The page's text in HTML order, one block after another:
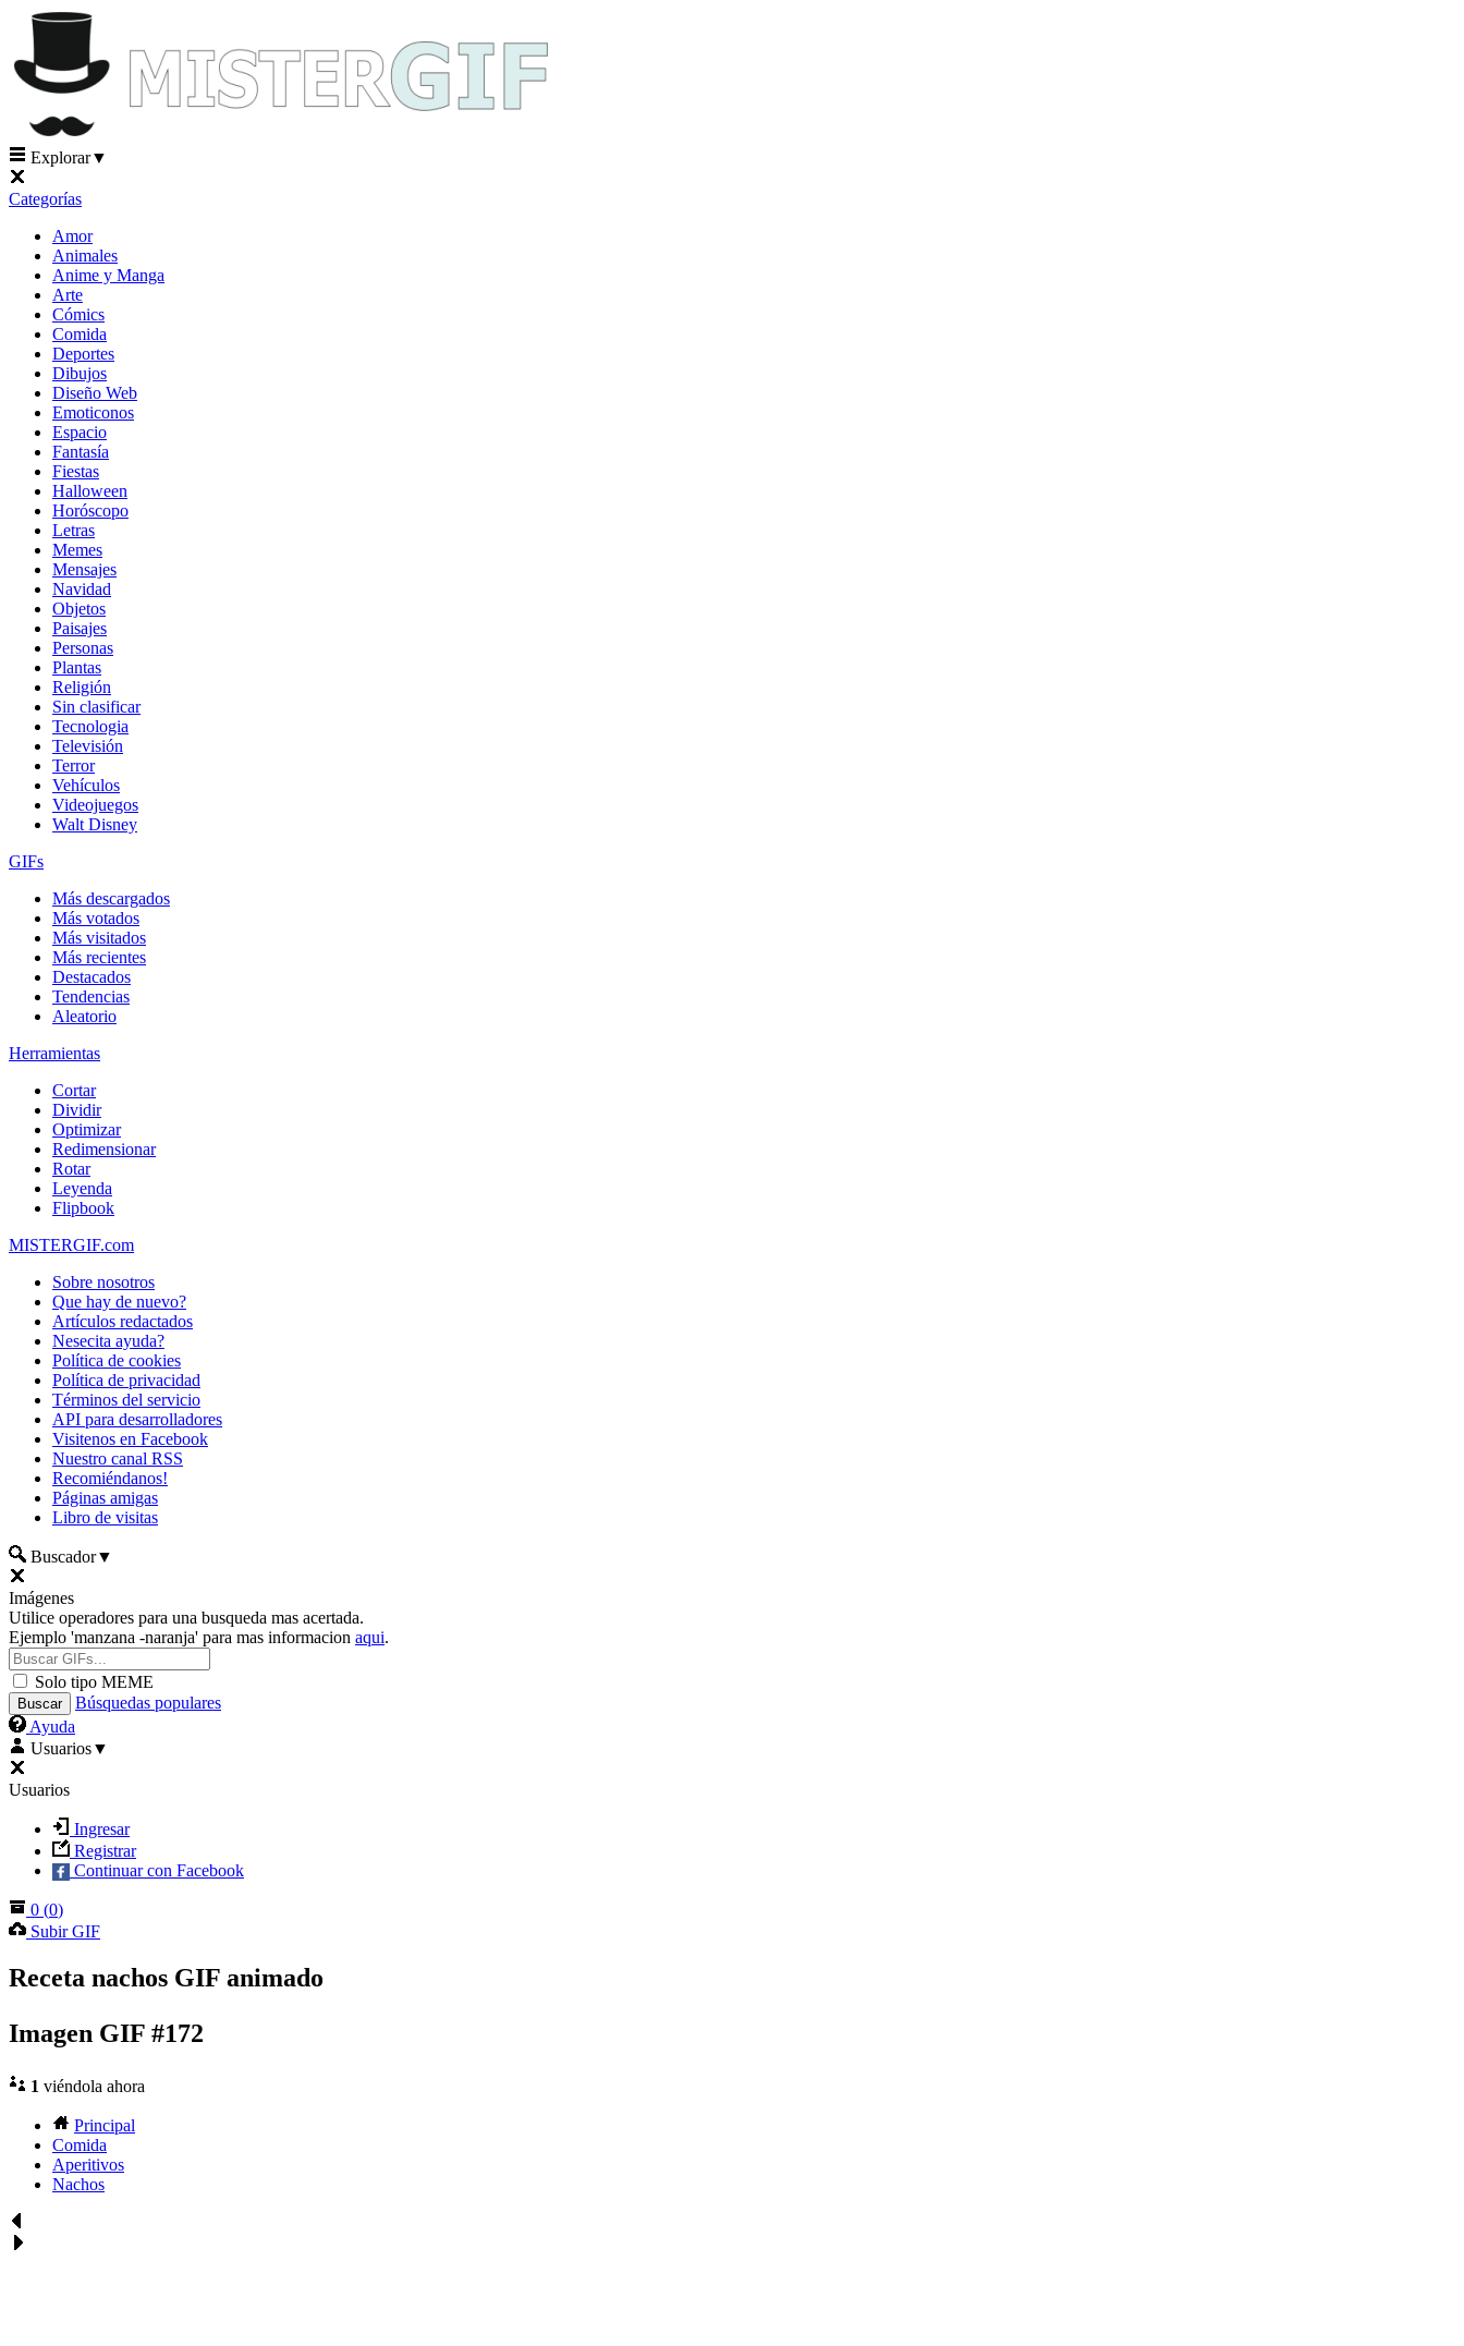
Explorar▼
Categorías
Amor
Animales
Anime y Manga
Arte
Cómics
Comida
Deportes
Dibujos
Diseño Web
Emoticonos
Espacio
Fantasía
Fiestas
Halloween
Horóscopo
Letras
Memes
Mensajes
Navidad
Objetos
Paisajes
Personas
Plantas
Religión
Sin clasificar
Tecnologia
Televisión
Terror
Vehículos
Videojuegos
Walt Disney
GIFs
Más descargados
Más votados
Más visitados
Más recientes
Destacados
Tendencias
Aleatorio
Herramientas
Cortar
Dividir
Optimizar
Redimensionar
Rotar
Leyenda
Flipbook
MISTERGIF.com
Sobre nosotros
Que hay de nuevo?
Artículos redactados
Nesecita ayuda?
Política de cookies
Política de privacidad
Términos del servicio
API para desarrolladores
Visitenos en Facebook
Nuestro canal RSS
Recomiéndanos!
Páginas amigas
Libro de visitas
Buscador▼
Imágenes
Utilice operadores para una busqueda mas acertada.
Ejemplo 'manzana -naranja' para mas informacion aqui.
Solo tipo MEME
Búsquedas populares
Ayuda
Usuarios▼
Usuarios
Ingresar
Registrar
Continuar con Facebook
0 (0)
Subir GIF
Receta nachos GIF animado
Imagen GIF #172
1 viéndola ahora
Principal
Comida
Aperitivos
Nachos